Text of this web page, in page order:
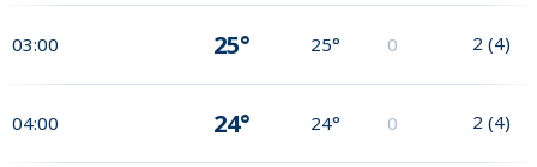
03:00 25° 25° 0 2 (4)
04:00 24° 24° 0 2 (4)